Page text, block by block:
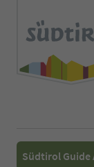
Südtirol Guide